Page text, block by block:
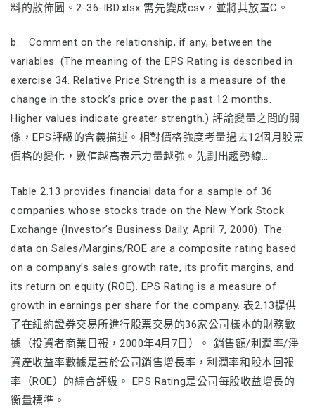
料的散佈圖。2-36-IBD.xlsx 需先變成csv，並將其放置C。
b. Comment on the relationship, if any, between the
variables. (The meaning of the EPS Rating is described in
exercise 34. Relative Price Strength is a measure of the
change in the stock’s price over the past 12 months.
Higher values indicate greater strength.) 評論變量之間的關
係，EPS評級的含義描述。相對價格強度考量過去12個月股票
價格的變化，數值越高表示力量越強。先劃出趨勢線…
Table 2.13 provides financial data for a sample of 36
companies whose stocks trade on the New York Stock
Exchange (Investor’s Business Daily, April 7, 2000). The
data on Sales/Margins/ROE are a composite rating based
on a company’s sales growth rate, its profit margins, and
its return on equity (ROE). EPS Rating is a measure of
growth in earnings per share for the company. 表2.13提供
了在紐約證券交易所進行股票交易的36家公司樣本的財務數
據（投資者商業日報，2000年4月7日）。 銷售額/利潤率/淨
資產收益率數據是基於公司銷售增長率，利潤率和股本回報
率（ROE）的綜合評級。 EPS Rating是公司每股收益增長的
衡量標準。